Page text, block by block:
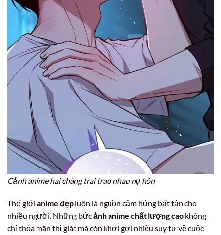
Cảnh anime hai chàng trai trao nhau nụ hôn
Thế giới anime đẹp luôn là nguồn cảm hứng bất tận cho
nhiều người. Những bứcảnh anime chất lượng cao không
chỉ thỏa mãn thị giác mà còn khơi gợi nhiều suy tư về cuộc